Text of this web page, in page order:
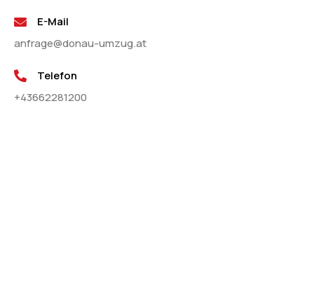
E-Mail
anfrage@donau-umzug.at
Telefon
+43662281200